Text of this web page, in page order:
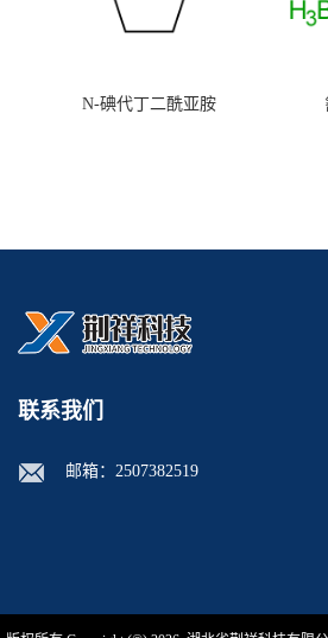
N-碘代丁二酰亚胺
联系我们
邮箱： 2507382519